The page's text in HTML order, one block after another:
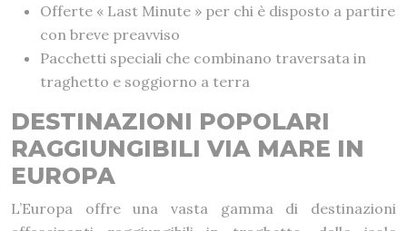
Offerte « Last Minute » per chi è disposto a partire
con breve preavviso
Pacchetti speciali che combinano traversata in
traghetto e soggiorno a terra
DESTINAZIONI POPOLARI
RAGGIUNGIBILI VIA MARE IN
EUROPA
L’Europa offre una vasta gamma di destinazioni